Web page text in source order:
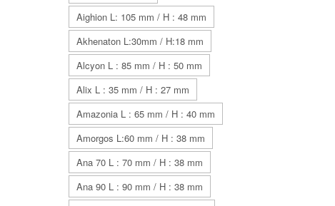
Aighion L: 105 mm / H : 48 mm
Akhenaton L:30mm / H:18 mm
Alcyon L : 85 mm / H : 50 mm
Alix L : 35 mm / H : 27 mm
Amazonia L : 65 mm / H : 40 mm
Amorgos L:60 mm / H : 38 mm
Ana 70 L : 70 mm / H : 38 mm
Ana 90 L : 90 mm / H : 38 mm